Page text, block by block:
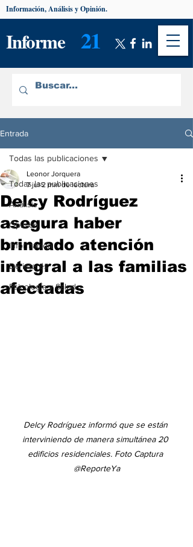
Informe 21
Información, Análisis y Opinión.
Entrada
Todas las publicaciones
Análisis
Opinión
Información
De interés
Psicología y Salud
Todas las publicaciones
Delcy Rodríguez
asegura haber
brindado atención
integral a las familias
afectadas
Leonor Jorquera
7 jul 2 min de lectura
Delcy Rodríguez informó que se están
interviniendo de manera simultánea 20
edificios residenciales. Foto Captura
@ReporteYa